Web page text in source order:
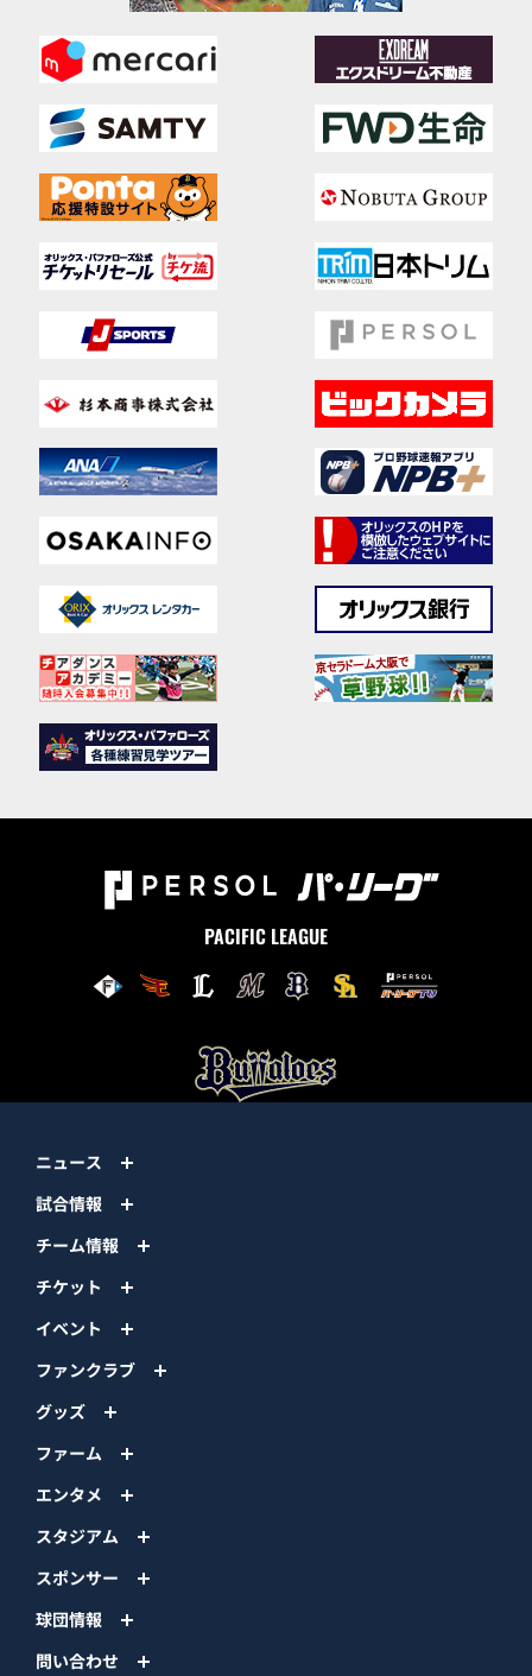
PACIFIC LEAGUE
ニュース
試合情報
チーム情報
チケット
イベント
ファンクラブ
グッズ
ファーム
エンタメ
スタジアム
スポンサー
球団情報
問い合わせ